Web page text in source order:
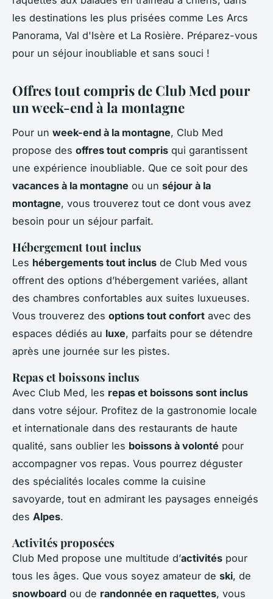
les destinations les plus prisées comme Les Arcs
Panorama, Val d'Isère et La Rosière. Préparez-vous
pour un séjour inoubliable et sans souci !
Offres tout compris de Club Med pour
un week-end à la montagne
Pour un week-end à la montagne, Club Med
propose des offres tout compris qui garantissent
une expérience inoubliable. Que ce soit pour des
vacances à la montagne ou un séjour à la
montagne, vous trouverez tout ce dont vous avez
besoin pour un séjour parfait.
Hébergement tout inclus
Les hébergements tout inclus de Club Med vous
offrent des options d’hébergement variées, allant
des chambres confortables aux suites luxueuses.
Vous trouverez des options tout confort avec des
espaces dédiés au luxe, parfaits pour se détendre
après une journée sur les pistes.
Repas et boissons inclus
Avec Club Med, les repas et boissons sont inclus
dans votre séjour. Profitez de la gastronomie locale
et internationale dans des restaurants de haute
qualité, sans oublier les boissons à volonté pour
accompagner vos repas. Vous pourrez déguster
des spécialités locales comme la cuisine
savoyarde, tout en admirant les paysages enneigés
des Alpes.
Activités proposées
Club Med propose une multitude d’activités pour
tous les âges. Que vous soyez amateur de ski, de
snowboard ou de randonnée en raquettes, vous